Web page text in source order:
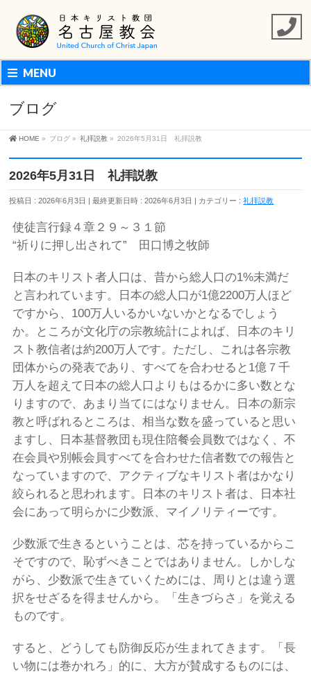
MENU
ブログ
HOME » ブログ » 礼拝説教 » 2026年5月31日 礼拝説教
2026年5月31日 礼拝説教
投稿日 : 2026年6月3日 最終更新日時 : 2026年6月3日 カテゴリー :礼拝説教
使徒言行録４章２９～３１節
“祈りに押し出されて” 田口博之牧師
日本のキリスト者人口は、昔から総人口の1%未満だ
と言われています。日本の総人口が1億2200万人ほど
ですから、100万人いるかいないかとなるでしょう
か。ところが文化庁の宗教統計によれば、日本のキリ
スト教信者は約200万人です。ただし、これは各宗教
団体からの発表であり、すべてを合わせると1億７千
万人を超えて日本の総人口よりもはるかに多い数とな
りますので、あまり当てにはなりません。日本の新宗
教と呼ばれるところは、相当な数を盛っていると思い
ますし、日本基督教団も現住陪餐会員数ではなく、不
在会員や別帳会員すべてを合わせた信者数での報告と
なっていますので、アクティブなキリスト者はかなり
絞られると思われます。日本のキリスト者は、日本社
会にあって明らかに少数派、マイノリティーです。
少数派で生きるということは、芯を持っているからこ
そですので、恥ずべきことではありません。しかしな
がら、少数派で生きていくためには、周りとは違う選
択をせざるを得ませんから。「生きづらさ」を覚える
ものです。
すると、どうしても防御反応が生まれてきます。「長
い物には巻かれろ」的に、大方が賛成するものには、